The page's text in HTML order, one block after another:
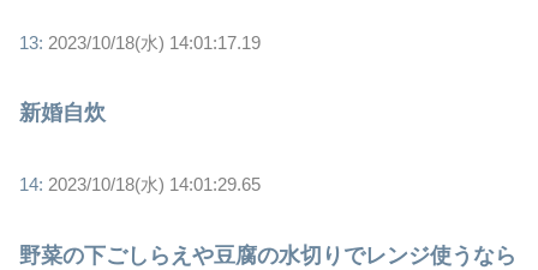
13: 2023/10/18(水) 14:01:17.19
新婚自炊
14: 2023/10/18(水) 14:01:29.65
野菜の下ごしらえや豆腐の水切りでレンジ使うなら